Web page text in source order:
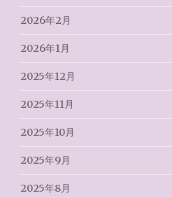
2026年2月
2026年1月
2025年12月
2025年11月
2025年10月
2025年9月
2025年8月